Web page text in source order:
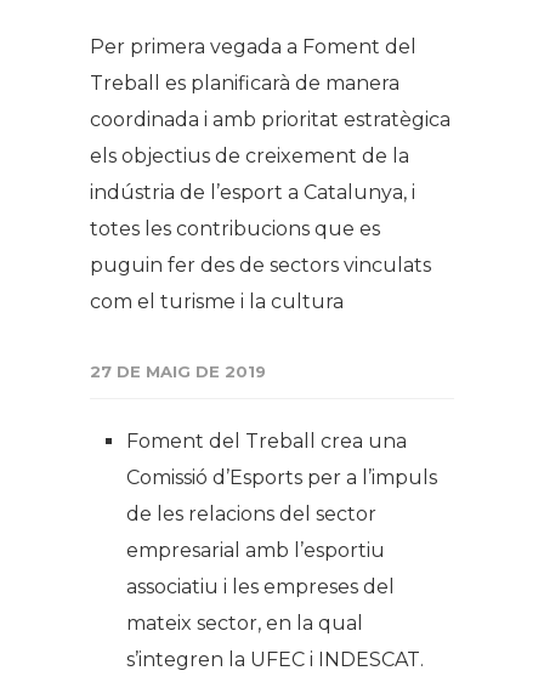
Per primera vegada a Foment del
Treball es planificarà de manera
coordinada i amb prioritat estratègica
els objectius de creixement de la
indústria de l’esport a Catalunya, i
totes les contribucions que es
puguin fer des de sectors vinculats
com el turisme i la cultura
27 DE MAIG DE 2019
Foment del Treball crea una
Comissió d’Esports per a l’impuls
de les relacions del sector
empresarial amb l’esportiu
associatiu i les empreses del
mateix sector, en la qual
s’integren la UFEC i INDESCAT.